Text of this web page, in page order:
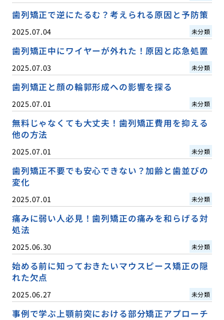
歯列矯正で逆にたるむ？考えられる原因と予防策
2025.07.04 未分類
歯列矯正中にワイヤーが外れた！原因と応急処置
2025.07.03 未分類
歯列矯正と顔の輪郭形成への影響を探る
2025.07.01 未分類
無料じゃなくても大丈夫！歯列矯正費用を抑える
他の方法
2025.07.01 未分類
歯列矯正不要でも安心できない？加齢と歯並びの
変化
2025.07.01 未分類
痛みに弱い人必見！歯列矯正の痛みを和らげる対
処法
2025.06.30 未分類
始める前に知っておきたいマウスピース矯正の隠
れた欠点
2025.06.27 未分類
事例で学ぶ上顎前突における部分矯正アプローチ